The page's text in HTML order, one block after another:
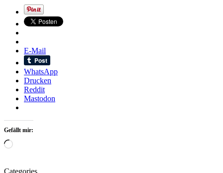
E-Mail
WhatsApp
Drucken
Reddit
Mastodon
Gefällt mir:
Wird
Categories